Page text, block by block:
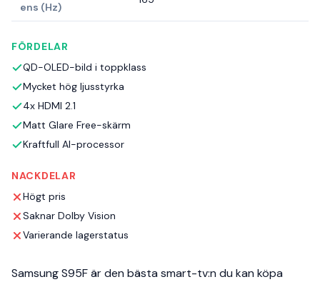
ens (Hz)
FÖRDELAR
QD-OLED-bild i toppklass
Mycket hög ljusstyrka
4x HDMI 2.1
Matt Glare Free-skärm
Kraftfull AI-processor
NACKDELAR
Högt pris
Saknar Dolby Vision
Varierande lagerstatus
Samsung S95F är den bästa smart-tv:n du kan köpa